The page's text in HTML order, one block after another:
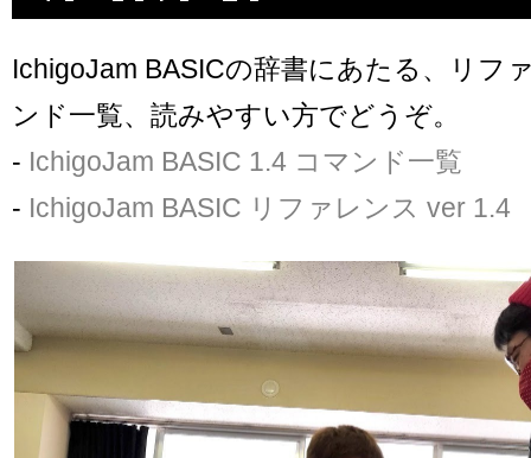
IchigoJam BASICの辞書にあたる、リフ
ンド一覧、読みやすい方でどうぞ。
- IchigoJam BASIC 1.4 コマンド一覧
- IchigoJam BASIC リファレンス ver 1.4